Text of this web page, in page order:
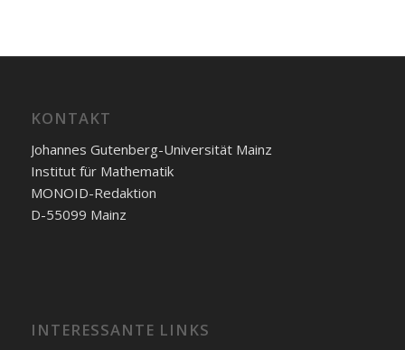
KONTAKT
Johannes Gutenberg-Universität Mainz
Institut für Mathematik
MONOID-Redaktion
D-55099 Mainz
INTERESSANTE LINKS